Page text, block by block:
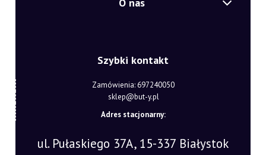
O nas
Szybki kontakt
Zamówienia: 697240050
sklep@but-y.pl
Adres stacjonarny:
ul. Pułaskiego 37A, 15-337 Białystok